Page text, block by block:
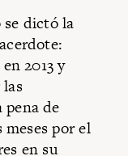
se dictó la
2013 y
pena de
por el
en su